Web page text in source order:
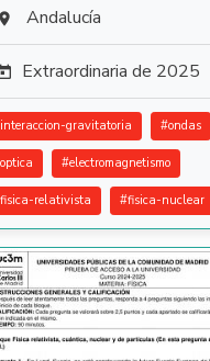
 Andalucía
Extraordinaria de 2025
interaccion-gravitatoria #ondas
optica #electromagnetismo
fisica-relativista #fisica-nuclear